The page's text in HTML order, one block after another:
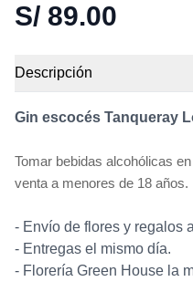
S/ 89.00
Descripción
Gin escocés Tanqueray
Tomar bebidas alcohólicas
venta a menores de 18 años.
- Envío de flores y regalos
- Entregas el mismo día.
- Florería Green House la